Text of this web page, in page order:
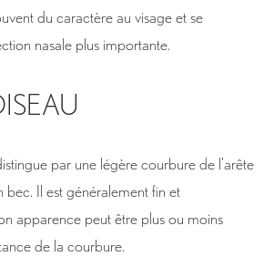
du caractère au visage et se
nasale plus importante.
par une légère courbure de l’arête
bec. Il est généralement fin et
apparence peut être plus ou moins
de la courbure.